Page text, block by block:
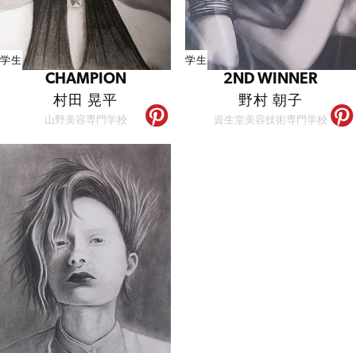
学生
CHAMPION
村田 晃平
山野美容専門学校
学生
2ND WINNER
野村 朝子
資生堂美容技術専門学校